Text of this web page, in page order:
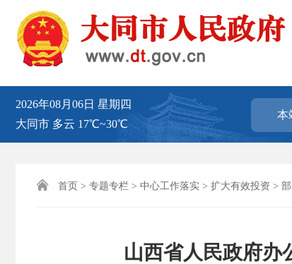
2026年08月06日 星期四
大同市 多云 17℃~30℃
本
 首页 > 专题专栏 > 中心工作落实 > 扩大有效投资 >
山西省人民政府办